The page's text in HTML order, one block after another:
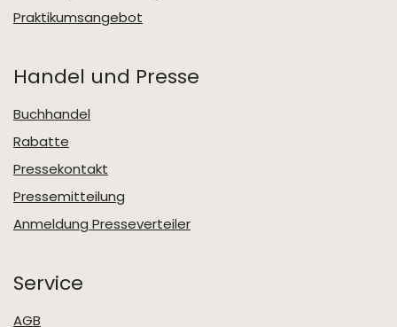
Praktikumsangebot
Handel und Presse
Buchhandel
Rabatte
Pressekontakt
Pressemitteilung
Anmeldung Presseverteiler
Service
AGB